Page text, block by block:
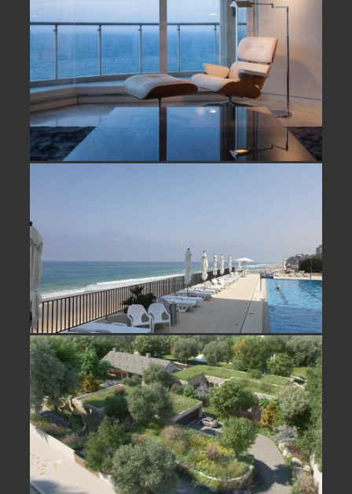
דירה עם נוף לים למכירה בהרצליה
פיתוח- נמכר
נחלה למכירה ברשפון, נדירה ובמיקום
ייחודי- נמכר